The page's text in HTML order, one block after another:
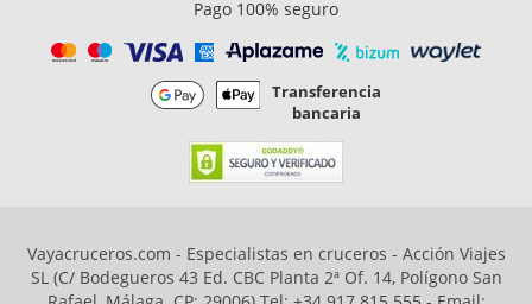
Pago 100% seguro
Transferencia
bancaria
Vayacruceros.com - Especialistas en cruceros - Acción Viajes
SL (C/ Bodegueros 43 Ed. CBC Planta 2ª Of. 14, Polígono San